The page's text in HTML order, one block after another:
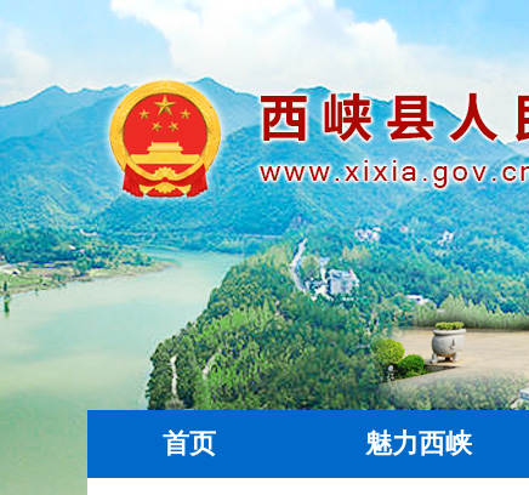
首页 魅力西峡